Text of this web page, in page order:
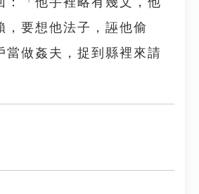
，要想他法子，誣他偷
當做姦夫，捉到縣裡來請